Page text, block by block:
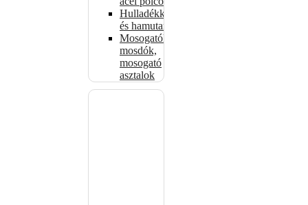
Hulladékkosarak
és hamutartók
Mosogatók,
mosdók,
mosogató
asztalok